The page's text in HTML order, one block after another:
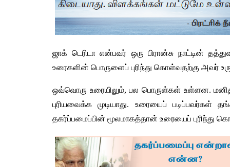
ஜாக் டெரிடா என்பவர் ஒரு பிரான்சு நாட்டின்
உரைகளின் பொருளைப் புரிந்து கொள்வதற்கு அவர்
ஒவ்வொரு உரையிலும், பல பொருள்கள் உள்ளன.
புரியவைக்க
முடியாது. உரையைப் படிப்பவர்கள்
தகர்ப்பமைப்பின் மூலமாகத்தான் உரையைப் புரிந்து